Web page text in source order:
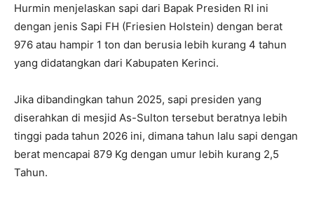
Hurmin menjelaskan sapi dari Bapak Presiden RI ini
dengan jenis Sapi FH (Friesien Holstein) dengan berat
976 atau hampir 1 ton dan berusia lebih kurang 4 tahun
yang didatangkan dari Kabupaten Kerinci.
Jika dibandingkan tahun 2025, sapi presiden yang
diserahkan di mesjid As-Sulton tersebut beratnya lebih
tinggi pada tahun 2026 ini, dimana tahun lalu sapi dengan
berat mencapai 879 Kg dengan umur lebih kurang 2,5
Tahun.